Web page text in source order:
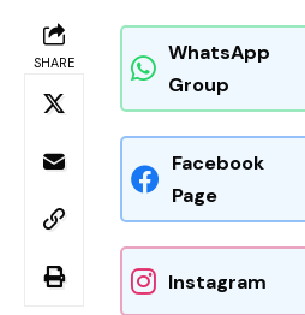
SHARE
WhatsApp
Group
Facebook
Page
Instagram